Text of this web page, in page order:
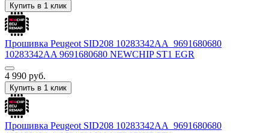
Купить в 1 клик
Прошивка Peugeot SID208 10283342AA_9691680680
10283342AA 9691680680 NEWCHIP ST1 EGR
4 990 руб.
Купить в 1 клик
Прошивка Peugeot SID208 10283342AA_9691680680